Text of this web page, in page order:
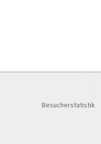
Besucherstatistik